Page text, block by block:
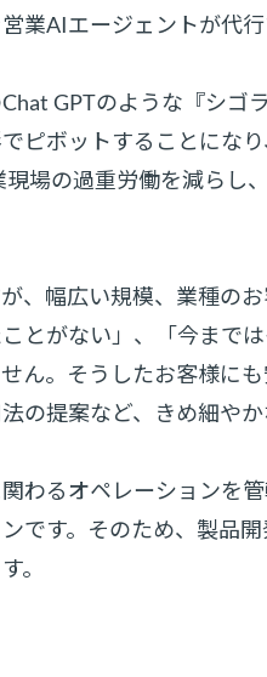
業AIエージェントが代行
GPTのような『シゴ
ピボットすることにな
場の過重労働を減らし
、幅広い規模、業種の
とがない」、「今まで
ん。そうしたお客様に
の提案など、きめ細やか
わるオペレーションを
です。そのため、製品
。